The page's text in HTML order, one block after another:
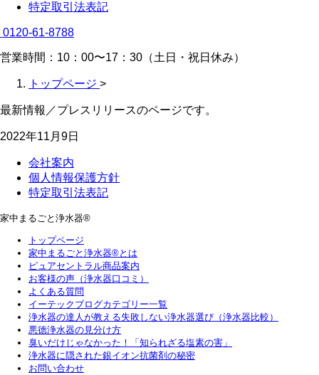
特定取引法表記
0120-61-8788
営業時間：10：00〜17：30（土日・祝日休み）
トップページ >
最新情報／プレスリリースのページです。
2022年11月9日
会社案内
個人情報保護方針
特定取引法表記
家中まるごと浄水器®
トップページ
家中まるごと浄水器®とは
ピュアセントラル商品案内
お客様の声（浄水器口コミ）
よくある質問
イーテックブログカテゴリー一覧
浄水器の達人が教える失敗しない浄水器選び（浄水器比較）
悪徳浄水器の見分け方
臭いだけじゃなかった！「知られざる塩素の害」
浄水器に隠された銀イオン抗菌剤の秘密
お問い合わせ